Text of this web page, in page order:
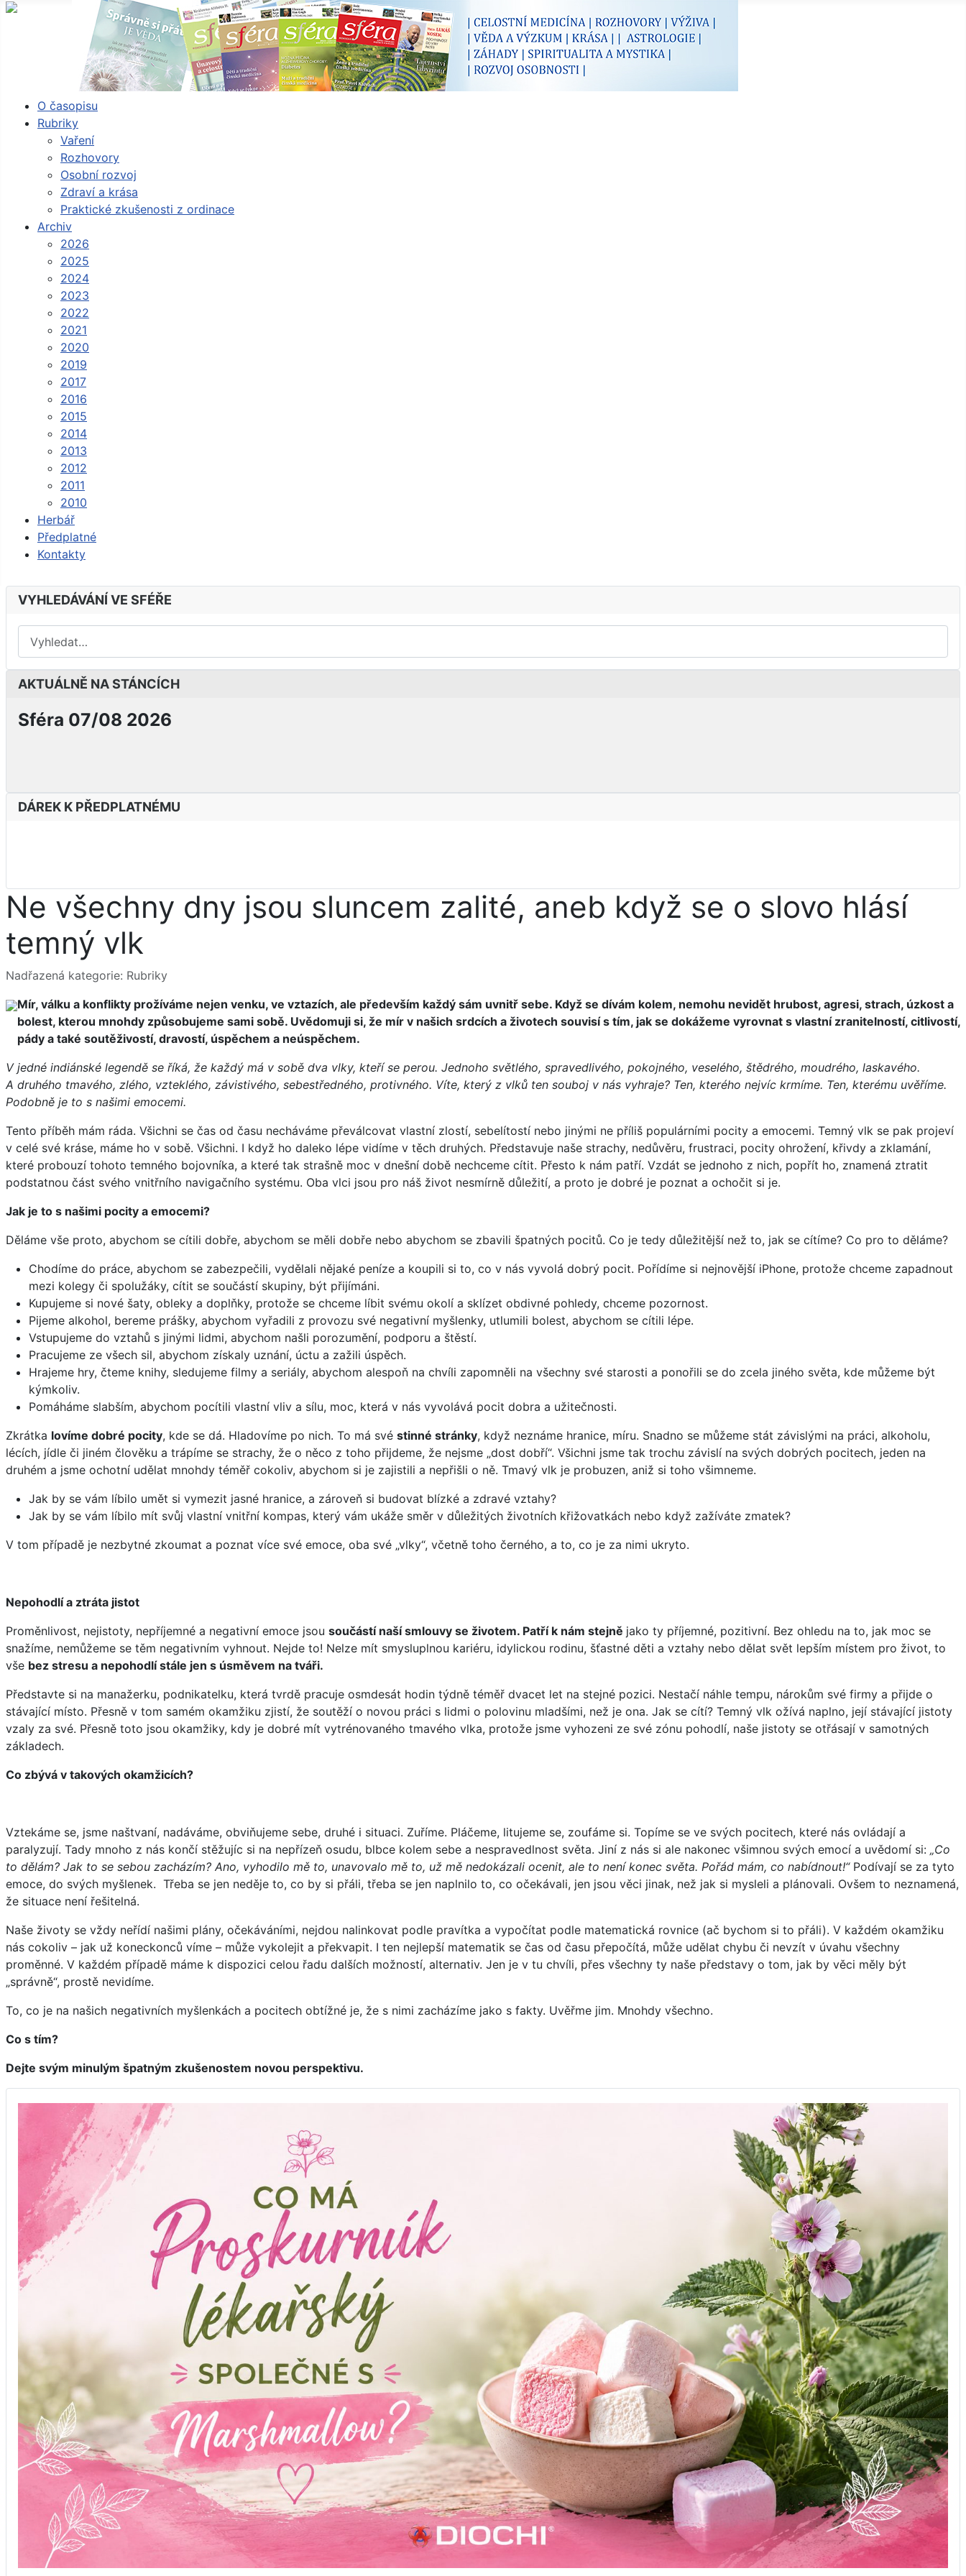
O časopisu
Rubriky
Vaření
Rozhovory
Osobní rozvoj
Zdraví a krása
Praktické zkušenosti z ordinace
Archiv
2026
2025
2024
2023
2022
2021
2020
2019
2017
2016
2015
2014
2013
2012
2011
2010
Herbář
Předplatné
Kontakty
VYHLEDÁVÁNÍ VE SFÉŘE
AKTUÁLNĚ NA STÁNCÍCH
Sféra 07/08 2026
DÁREK K PŘEDPLATNÉMU
Ne všechny dny jsou sluncem zalité, aneb když se o slovo hlásí
temný vlk
Základní údaje
Nadřazená kategorie: Rubriky
Mír, válku a konflikty prožíváme nejen venku, ve vztazích, ale především každý sám uvnitř sebe. Když se dívám kolem, nemohu nevidět hrubost, agresi, strach, úzkost a
bolest, kterou mnohdy způsobujeme sami sobě. Uvědomuji si, že mír v našich srdcích a životech souvisí s tím, jak se dokážeme vyrovnat s vlastní zranitelností, citlivostí,
pády a také soutěživostí, dravostí, úspěchem a neúspěchem.
V jedné indiánské legendě se říká, že každý má v sobě dva vlky, kteří se perou. Jednoho světlého, spravedlivého, pokojného, veselého, štědrého, moudrého, laskavého.
A druhého tmavého, zlého, vzteklého, závistivého, sebestředného, protivného. Víte, který z vlků ten souboj v nás vyhraje? Ten, kterého nejvíc krmíme. Ten, kterému uvěříme.
Podobně je to s našimi emocemi.
Tento příběh mám ráda. Všichni se čas od času necháváme převálcovat vlastní zlostí, sebelítostí nebo jinými ne příliš populárními pocity a emocemi. Temný vlk se pak projeví
v celé své kráse, máme ho v sobě. Všichni. I když ho daleko lépe vidíme v těch druhých. Představuje naše strachy, nedůvěru, frustraci, pocity ohrožení, křivdy a zklamání,
které probouzí tohoto temného bojovníka, a které tak strašně moc v dnešní době nechceme cítit. Přesto k nám patří. Vzdát se jednoho z nich, popřít ho, znamená ztratit
podstatnou část svého vnitřního navigačního systému. Oba vlci jsou pro náš život nesmírně důležití, a proto je dobré je poznat a ochočit si je.
Jak je to s našimi pocity a emocemi?
Děláme vše proto, abychom se cítili dobře, abychom se měli dobře nebo abychom se zbavili špatných pocitů. Co je tedy důležitější než to, jak se cítíme? Co pro to děláme?
Chodíme do práce, abychom se zabezpečili, vydělali nějaké peníze a koupili si to, co v nás vyvolá dobrý pocit. Pořídíme si nejnovější iPhone, protože chceme zapadnout
mezi kolegy či spolužáky, cítit se součástí skupiny, být přijímáni.
Kupujeme si nové šaty, obleky a doplňky, protože se chceme líbit svému okolí a sklízet obdivné pohledy, chceme pozornost.
Pijeme alkohol, bereme prášky, abychom vyřadili z provozu své negativní myšlenky, utlumili bolest, abychom se cítili lépe.
Vstupujeme do vztahů s jinými lidmi, abychom našli porozumění, podporu a štěstí.
Pracujeme ze všech sil, abychom získaly uznání, úctu a zažili úspěch.
Hrajeme hry, čteme knihy, sledujeme filmy a seriály, abychom alespoň na chvíli zapomněli na všechny své starosti a ponořili se do zcela jiného světa, kde můžeme být
kýmkoliv.
Pomáháme slabším, abychom pocítili vlastní vliv a sílu, moc, která v nás vyvolává pocit dobra a užitečnosti.
Zkrátka lovíme dobré pocity, kde se dá. Hladovíme po nich. To má své stinné stránky, když neznáme hranice, míru. Snadno se můžeme stát závislými na práci, alkoholu,
lécích, jídle či jiném člověku a trápíme se strachy, že o něco z toho přijdeme, že nejsme „dost dobří“. Všichni jsme tak trochu závislí na svých dobrých pocitech, jeden na
druhém a jsme ochotní udělat mnohdy téměř cokoliv, abychom si je zajistili a nepřišli o ně. Tmavý vlk je probuzen, aniž si toho všimneme.
Jak by se vám líbilo umět si vymezit jasné hranice, a zároveň si budovat blízké a zdravé vztahy?
Jak by se vám líbilo mít svůj vlastní vnitřní kompas, který vám ukáže směr v důležitých životních křižovatkách nebo když zažíváte zmatek?
V tom případě je nezbytné zkoumat a poznat více své emoce, oba své „vlky“, včetně toho černého, a to, co je za nimi ukryto.
Nepohodlí a ztráta jistot
Proměnlivost, nejistoty, nepříjemné a negativní emoce jsou součástí naší smlouvy se životem. Patří k nám stejně jako ty příjemné, pozitivní. Bez ohledu na to, jak moc se
snažíme, nemůžeme se těm negativním vyhnout. Nejde to! Nelze mít smysluplnou kariéru, idylickou rodinu, šťastné děti a vztahy nebo dělat svět lepším místem pro život, to
vše bez stresu a nepohodlí stále jen s úsměvem na tváři.
Představte si na manažerku, podnikatelku, která tvrdě pracuje osmdesát hodin týdně téměř dvacet let na stejné pozici. Nestačí náhle tempu, nárokům své firmy a přijde o
stávající místo. Přesně v tom samém okamžiku zjistí, že soutěží o novou práci s lidmi o polovinu mladšími, než je ona. Jak se cítí? Temný vlk ožívá naplno, její stávající jistoty
vzaly za své. Přesně toto jsou okamžiky, kdy je dobré mít vytrénovaného tmavého vlka, protože jsme vyhozeni ze své zónu pohodlí, naše jistoty se otřásají v samotných
základech.
Co zbývá v takových okamžicích?
Vztekáme se, jsme naštvaní, nadáváme, obviňujeme sebe, druhé i situaci. Zuříme. Pláčeme, litujeme se, zoufáme si. Topíme se ve svých pocitech, které nás ovládají a
paralyzují. Tady mnoho z nás končí stěžujíc si na nepřízeň osudu, blbce kolem sebe a nespravedlnost světa. Jiní z nás si ale nakonec všimnou svých emocí a uvědomí si: „Co
to dělám? Jak to se sebou zacházím? Ano, vyhodilo mě to, unavovalo mě to, už mě nedokázali ocenit, ale to není konec světa. Pořád mám, co nabídnout!“ Podívají se za tyto
emoce, do svých myšlenek. Třeba se jen neděje to, co by si přáli, třeba se jen naplnilo to, co očekávali, jen jsou věci jinak, než jak si mysleli a plánovali. Ovšem to neznamená,
že situace není řešitelná.
Naše životy se vždy neřídí našimi plány, očekáváními, nejdou nalinkovat podle pravítka a vypočítat podle matematická rovnice (ač bychom si to přáli). V každém okamžiku
nás cokoliv – jak už koneckonců víme – může vykolejit a překvapit. I ten nejlepší matematik se čas od času přepočítá, může udělat chybu či nevzít v úvahu všechny
proměnné. V každém případě máme k dispozici celou řadu dalších možností, alternativ. Jen je v tu chvíli, přes všechny ty naše představy o tom, jak by věci měly být
„správně“, prostě nevidíme.
To, co je na našich negativních myšlenkách a pocitech obtížné je, že s nimi zacházíme jako s fakty. Uvěřme jim. Mnohdy všechno.
Co s tím?
Dejte svým minulým špatným zkušenostem novou perspektivu.